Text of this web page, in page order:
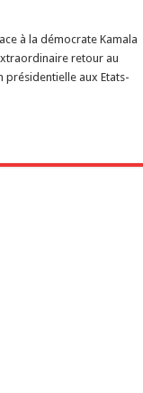
à la démocrate Kamala
retour au
présidentielle aux Etats-